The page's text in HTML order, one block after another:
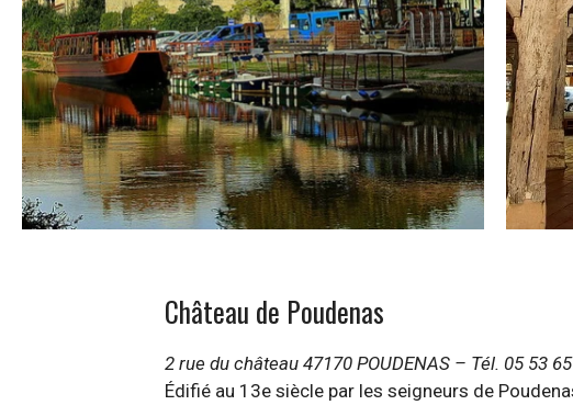
Château de Poudenas
2 rue du château 47170 POUDENAS – Tél. 05 53
Édifié au 13e siècle par les seigneurs de